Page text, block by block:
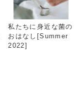
私たちに身近な菌の
おはなし[Summer
2022]